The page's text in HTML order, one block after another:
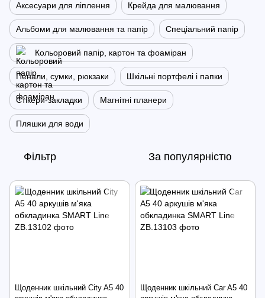
Аксесуари для ліплення Крейда для малювання
Альбоми для малювання та папір Спеціальний папір
Кольоровий папір, картон та фоаміран
Пенали, сумки, рюкзаки Шкільні портфелі і папки
Стікери-закладки Магнітні планери
Пляшки для води
Фільтр За популярністю
Щоденник шкільний City A5 40
Щоденник шкільний Car A5 40